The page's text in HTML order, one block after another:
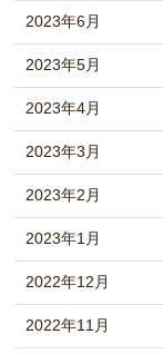
2023年6月
2023年5月
2023年4月
2023年3月
2023年2月
2023年1月
2022年12月
2022年11月